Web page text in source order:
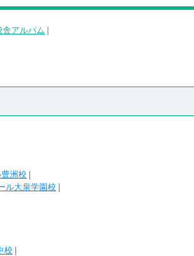
舎アルバム
洲校
ル大泉学園校
校